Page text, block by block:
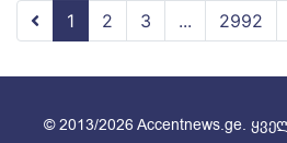
1 2 3 ... 2992
© 2013/2026 Accentnews.ge.